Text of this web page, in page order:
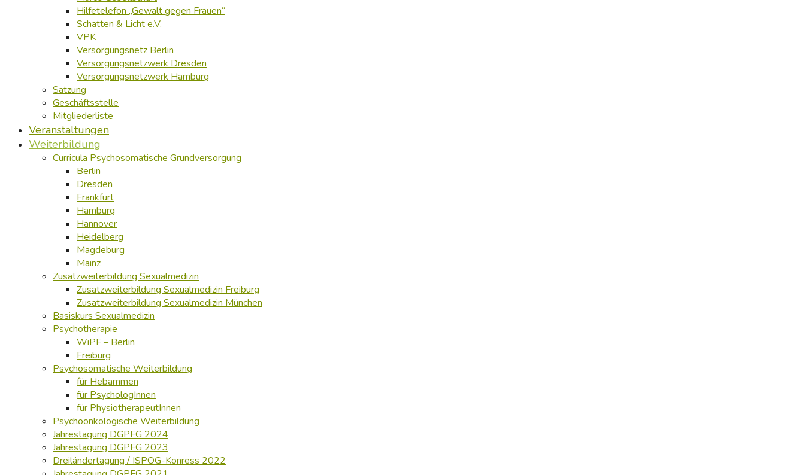
Hilfetelefon „Gewalt gegen Frauen“
Schatten & Licht e.V.
VPK
Versorgungsnetz Berlin
Versorgungsnetzwerk Dresden
Versorgungsnetzwerk Hamburg
Satzung
Geschäftsstelle
Mitgliederliste
Veranstaltungen
Weiterbildung
Curricula Psychosomatische Grundversorgung
Berlin
Dresden
Frankfurt
Hamburg
Hannover
Heidelberg
Magdeburg
Mainz
Zusatzweiterbildung Sexualmedizin
Zusatzweiterbildung Sexualmedizin Freiburg
Zusatzweiterbildung Sexualmedizin München
Basiskurs Sexualmedizin
Psychotherapie
WiPF – Berlin
Freiburg
Psychosomatische Weiterbildung
für Hebammen
für PsychologInnen
für PhysiotherapeutInnen
Psychoonkologische Weiterbildung
Jahrestagung DGPFG 2024
Jahrestagung DGPFG 2023
Dreiländertagung / ISPOG-Konress 2022